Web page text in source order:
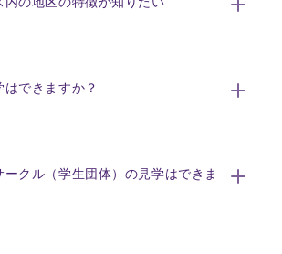
区）に分かれております。中央図書館や大学本
は中地区になります。筑波キャンパスは南北5キ
はできますか？
ークル（学生団体）の見学はできま